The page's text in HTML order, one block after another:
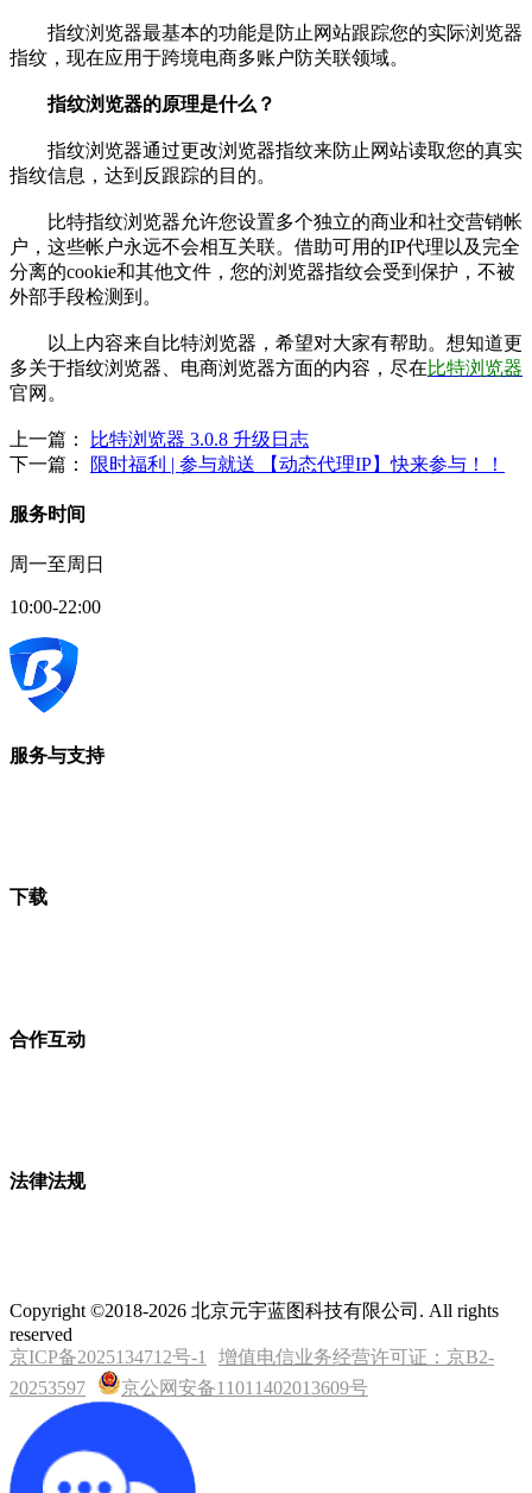
指纹浏览器最基本的功能是防止网站跟踪您的实际浏览器
指纹，现在应用于跨境电商多账户防关联领域。
指纹浏览器的原理是什么？
指纹浏览器通过更改浏览器指纹来防止网站读取您的真实
指纹信息，达到反跟踪的目的。
比特指纹浏览器允许您设置多个独立的商业和社交营销帐
户，这些帐户永远不会相互关联。借助可用的IP代理以及完全
分离的cookie和其他文件，您的浏览器指纹会受到保护，不被
外部手段检测到。
以上内容来自比特浏览器，希望对大家有帮助。想知道更
多关于指纹浏览器、电商浏览器方面的内容，尽在比特浏览器
官网。
上一篇：
比特浏览器 3.0.8 升级日志
下一篇：
限时福利 | 参与就送 【动态代理IP】快来参与！！
服务时间
周一至周日
10:00-22:00
服务与支持
下载
合作互动
法律法规
Copyright ©2018-2026 北京元宇蓝图科技有限公司. All rights
reserved
京ICP备2025134712号-1
增值电信业务经营许可证：京B2-
20253597
京公网安备11011402013609号